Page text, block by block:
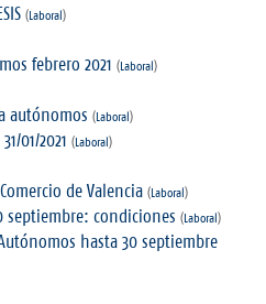
(Laboral)
febrero 2021 (Laboral)
autónomos (Laboral)
01/2021 (Laboral)
de Valencia (Laboral)
septiembre: condiciones (Laboral)
hasta 30 septiembre